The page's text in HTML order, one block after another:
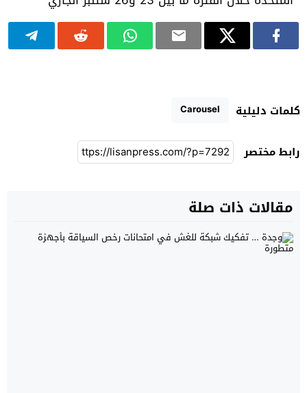
كلمات دليلية Carousel
رابط مختصر
مقالات ذات صلة